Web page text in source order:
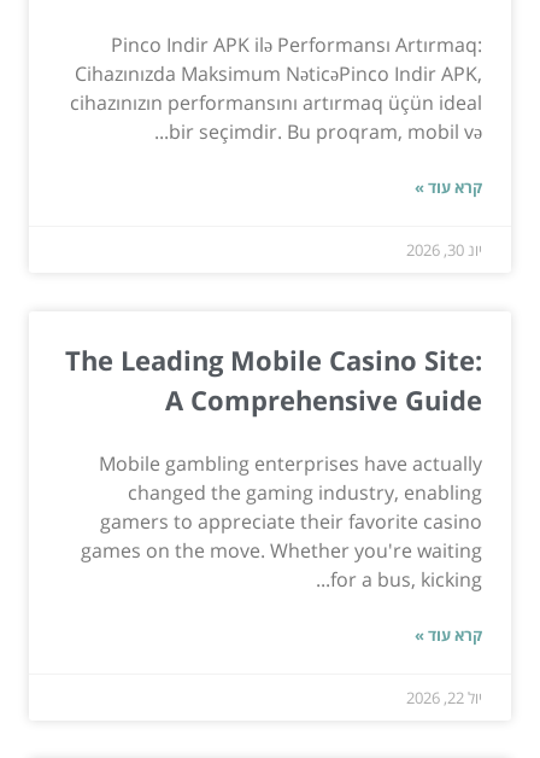
Pinco Indir APK ilə Performansı Artırmaq:
Cihazınızda Maksimum NəticəPinco Indir APK,
cihazınızın performansını artırmaq üçün ideal
bir seçimdir. Bu proqram, mobil və...
קרא עוד »
יונ 30, 2026
The Leading Mobile Casino Site:
A Comprehensive Guide
Mobile gambling enterprises have actually
changed the gaming industry, enabling
gamers to appreciate their favorite casino
games on the move. Whether you're waiting
for a bus, kicking...
קרא עוד »
יול 22, 2026